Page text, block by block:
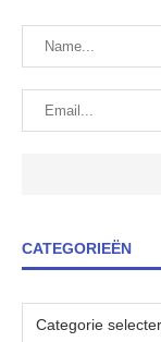
CATEGORIEËN